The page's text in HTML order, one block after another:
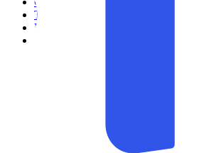
Teatro
Eventos